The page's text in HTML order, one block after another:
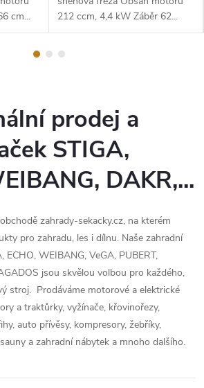
cm...
212 ccm, 4,4 kW Záběr 62...
prodej a
STIGA,
DAKR,...
zahrady-sekacky.cz, na kterém
pro zahradu, les i dílnu. Naše zahradní
ECHO, WEIBANG, VeGA, PUBERT,
jsou skvělou volbou pro každého,
stroj. Prodáváme motorové a elektrické
a traktůrky, vyžínače, křovinořezy,
auto přívěsy, kompresory, žebříky,
a zahradní nábytek a mnoho dalšího.